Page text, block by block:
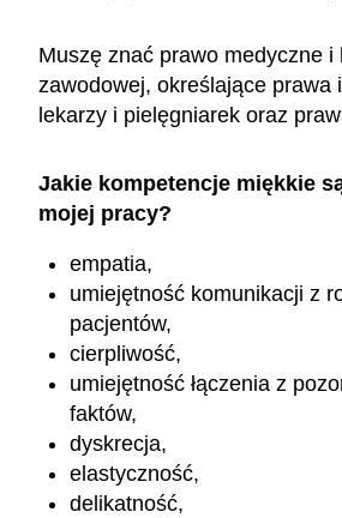
Muszę znać prawo medyczne i
zawodowej, określające prawa
lekarzy i pielęgniarek oraz
Jakie kompetencje miękkie
mojej pracy?
empatia,
umiejętność komunikacji z
pacjentów,
cierpliwość,
umiejętność łączenia z
faktów,
dyskrecja,
elastyczność,
delikatność,